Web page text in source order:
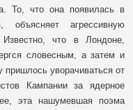
То, что она появилась в
объясняет агрессивную
Известно, что в Лондоне,
словесным, а затем и
уворачиваться от
Кампании за ядерное
эта нашумевшая поэма